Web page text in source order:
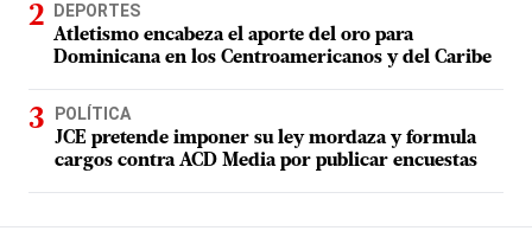
DEPORTES
Atletismo encabeza el aporte del oro para
Dominicana en los Centroamericanos y del Caribe
POLÍTICA
JCE pretende imponer su ley mordaza y formula
cargos contra ACD Media por publicar encuestas